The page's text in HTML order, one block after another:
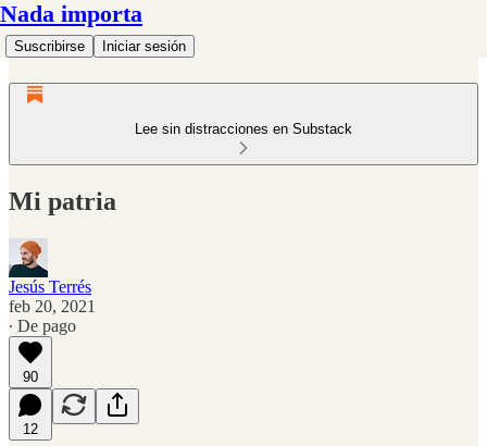
Nada importa
Suscribirse Iniciar sesión
Lee sin distracciones en Substack
Mi patria
Jesús Terrés
feb 20, 2021
∙ De pago
90
12